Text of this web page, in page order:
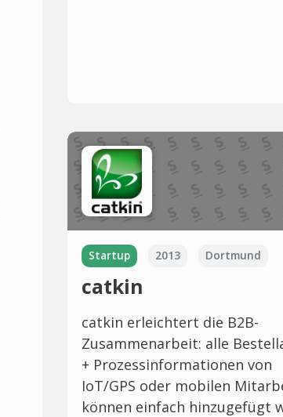
Startup 2013 Dortmund
catkin
catkin erleichtert die B2B-
Zusammenarbeit: alle
+ Prozessinformationen von
IoT/GPS oder mobilen
können einfach hinzugefügt